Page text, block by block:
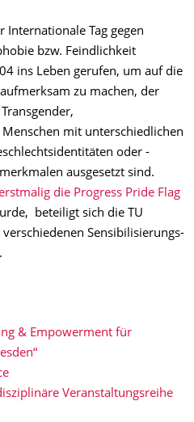
Tag gegen
bzw. Feindlichkeit
ins Leben gerufen, um auf die
zu machen, der
mit unterschiedlichen
oder -
ausgesetzt sind.
die Progress Pride Flag
beteiligt sich die TU
Sensibilisierungs-
& Empowerment für
Veranstaltungsreihe